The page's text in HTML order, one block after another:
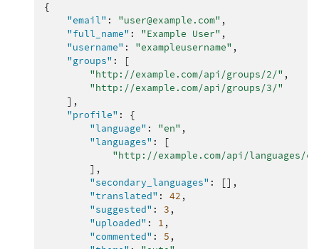
{
"email" : "user@example.com" ,
"full_name" : "Example User" ,
"username" : "exampleusername" ,
"groups" :
[
"http://example.com/api/groups/2/" ,
"http://example.com/api/groups/3/"
],
"profile" :
{
"language" : "en" ,
"languages" :
[
"http://example.com/api/languages/
],
"secondary_languages" :
[],
"translated" : 42 ,
"suggested" : 3 ,
"uploaded" : 1 ,
"commented" : 5 ,